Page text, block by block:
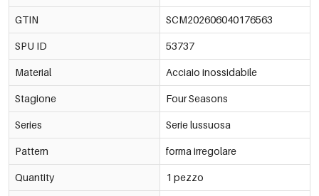
GTIN SCM202606040176563
SPU ID 53737
Material Acciaio inossidabile
Stagione Four Seasons
Series Serie lussuosa
Pattern forma irregolare
Quantity 1 pezzo